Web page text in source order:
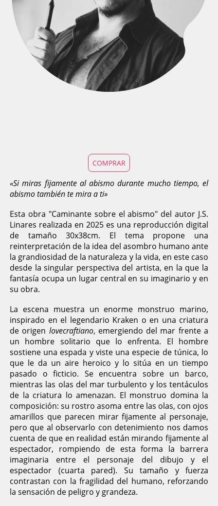
COMPRAR
«Si miras fijamente al abismo durante mucho tiempo, el
abismo también te mira a ti»
Esta obra "Caminante sobre el abismo" del autor J.S.
Linares realizada en 2025 es una reproducción digital
de tamaño 30x38cm. El tema propone una
reinterpretación de la idea del asombro humano ante
la grandiosidad de la naturaleza y la vida, en este caso
desde la singular perspectiva del artista, en la que la
fantasía ocupa un lugar central en su imaginario y en
su obra.
La escena muestra un enorme monstruo marino,
inspirado en el legendario Kraken o en una criatura
de origen lovecraftiano, emergiendo del mar frente a
un hombre solitario que lo enfrenta. El hombre
sostiene una espada y viste una especie de túnica, lo
que le da un aire heroico y lo sitúa en un tiempo
pasado o ficticio. Se encuentra sobre un barco,
mientras las olas del mar turbulento y los tentáculos
de la criatura lo amenazan. El monstruo domina la
composición: su rostro asoma entre las olas, con ojos
amarillos que parecen mirar fijamente al personaje,
pero que al observarlo con detenimiento nos damos
cuenta de que en realidad están mirando fijamente al
espectador, rompiendo de esta forma la barrera
imaginaria entre el personaje del dibujo y el
espectador (cuarta pared). Su tamaño y fuerza
contrastan con la fragilidad del humano, reforzando
la sensación de peligro y grandeza.